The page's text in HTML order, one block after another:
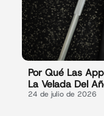
Por Qué Las
La Velada Del
24 de julio de 2026